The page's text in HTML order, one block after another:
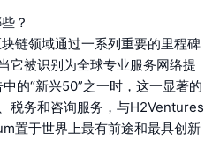
？
链领域通过一系列重要的里程碑
它被识别为全球专业服务网络提
的“新兴50”之一时，这一显著的
税务和咨询服务，与H2Ventures
置于世界上最有前途和最具创新